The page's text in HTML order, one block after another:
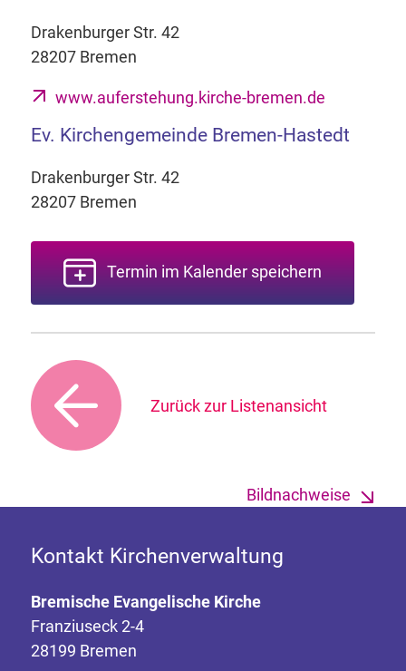
Drakenburger Str. 42
28207 Bremen
www.auferstehung.kirche-bremen.de
Ev. Kirchengemeinde Bremen-Hastedt
Drakenburger Str. 42
28207 Bremen
Termin im Kalender speichern
Zurück zur Listenansicht
Bildnachweise
Kontakt Kirchenverwaltung
Bremische Evangelische Kirche
Franziuseck 2-4
28199 Bremen